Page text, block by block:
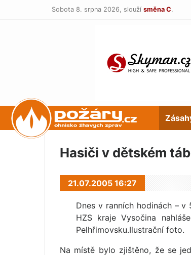
Sobota 8. srpna 2026, slouží směna C.
POŽÁRY.cz
Hasiči v dětském
21.07.2005 16:27
Dnes v ranních hodinách –
HZS kraje Vysočina
Pelhřimovsku.I­lustrační foto.
Na místě bylo zjištěno, že se